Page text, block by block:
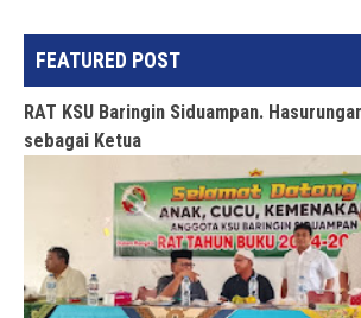
FEATURED POST
RAT KSU Baringin Siduampan.
sebagai Ketua